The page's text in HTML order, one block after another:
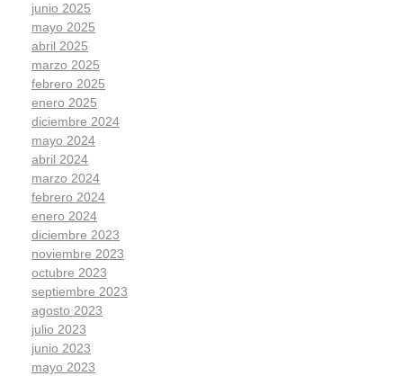
junio 2025
mayo 2025
abril 2025
marzo 2025
febrero 2025
enero 2025
diciembre 2024
mayo 2024
abril 2024
marzo 2024
febrero 2024
enero 2024
diciembre 2023
noviembre 2023
octubre 2023
septiembre 2023
agosto 2023
julio 2023
junio 2023
mayo 2023